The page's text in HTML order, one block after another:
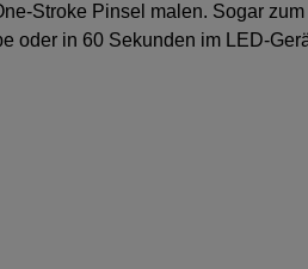
Stroke Pinsel malen. Sogar
oder in 60 Sekunden im LED-